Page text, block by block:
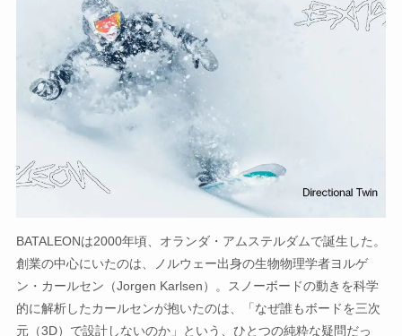
BATALEONは2000年頃、オランダ・アムステルダムで誕生した。
創業の中心にいたのは、ノルウェー出身の生物物理学者ヨルゲ
ン・カールセン（Jorgen Karlsen）。スノーボードの動きを科学
的に解析したカールセンが抱いたのは、「なぜ誰もボードを三次
元（3D）で設計しないのか」という、ひとつの純粋な疑問だっ